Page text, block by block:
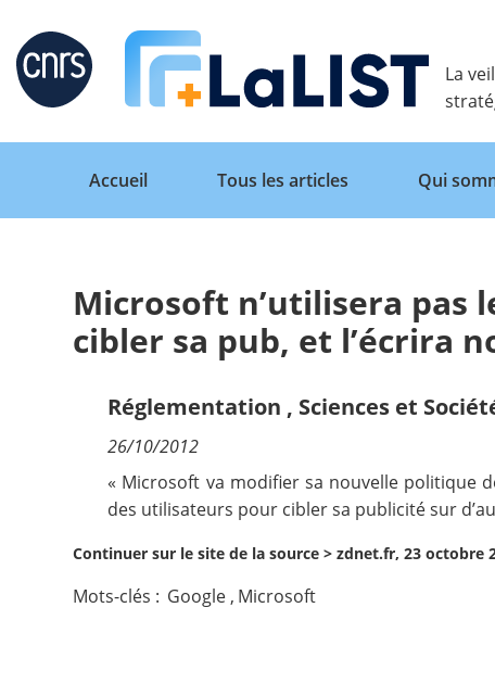
Retour
Accueil
Qui sommes nous ?
Nous suivre
La
Accueil
Tous les articles Qui
Microsoft n’utilisera pas
cibler sa pub, et l’écrira
Réglementation , Sciences et
26/10/2012
« Microsoft va modifier sa nouvelle politique
des utilisateurs pour cibler sa publicité sur
Continuer sur le site de la source >zdnet.fr, 23 octobre
Mots-clés : Google , Microsoft